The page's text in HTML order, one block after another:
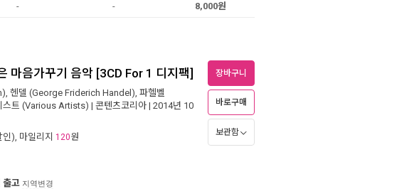
- - 8,000원
마음가꾸기 음악 [3CD For 1 디지팩]
, 헨델 (George Friderich Handel), 파헬벨
스트 (Various Artists) | 콘텐츠코리아 | 2014년 10
인), 마일리지 120원
출고 지역변경
장바구니
바로구매
보관함